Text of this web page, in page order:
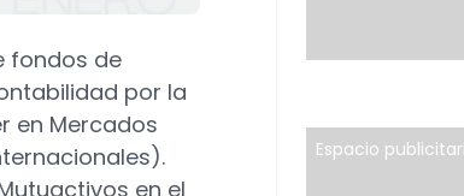
fondos de
por la
en Mercados
en el
Espacio